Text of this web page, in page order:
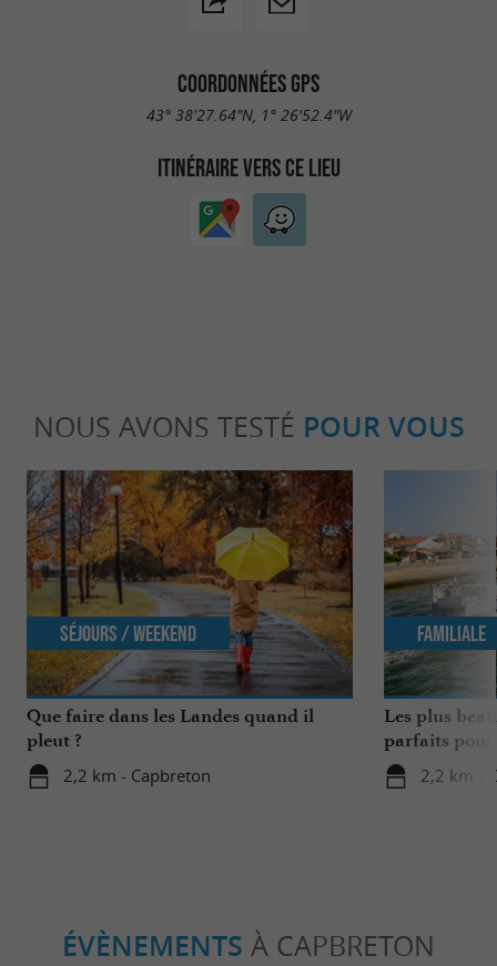
COORDONNÉES GPS
43° 38'27.64"N, 1° 26'52.4"W
ITINÉRAIRE VERS CE LIEU
NOUS AVONS TESTÉ POUR VOUS
Que faire dans les Landes quand il
pleut ?
2,2 km - Capbreton
Séjours / Weekend
Les plus
parfaits pour
2,2 km -
Familiale
ÉVÈNEMENTS À CAPBRETON